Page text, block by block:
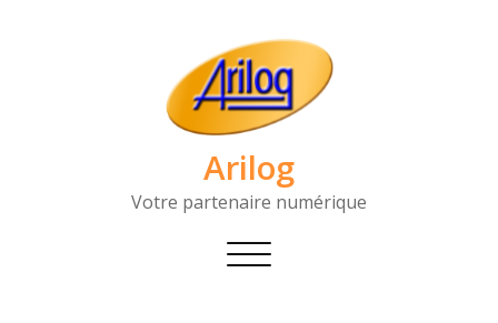
Arilog
Votre partenaire numérique
Toggle